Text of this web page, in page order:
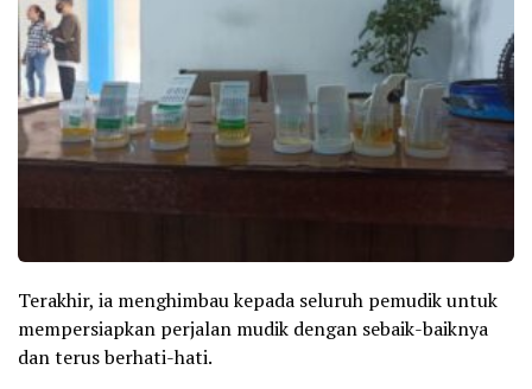
Terakhir, ia menghimbau kepada seluruh pemudik untuk
mempersiapkan perjalan mudik dengan sebaik-baiknya
dan terus berhati-hati.